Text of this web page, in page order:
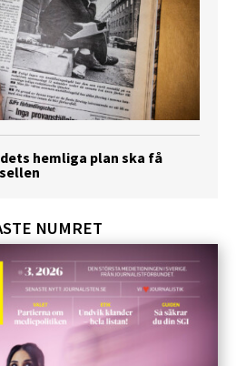
hemliga plan ska få
NUMRET